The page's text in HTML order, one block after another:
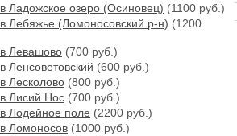
Ладожское озеро (Осиновец) (1100 руб.)
в Лебяжье (Ломоносовский р-н) (1200
в Левашово (700 руб.)
Ленсоветовский (600 руб.)
Лесколово (800 руб.)
Лисий Нос (700 руб.)
Лодейное поле (2200 руб.)
Ломоносов (1000 руб.)